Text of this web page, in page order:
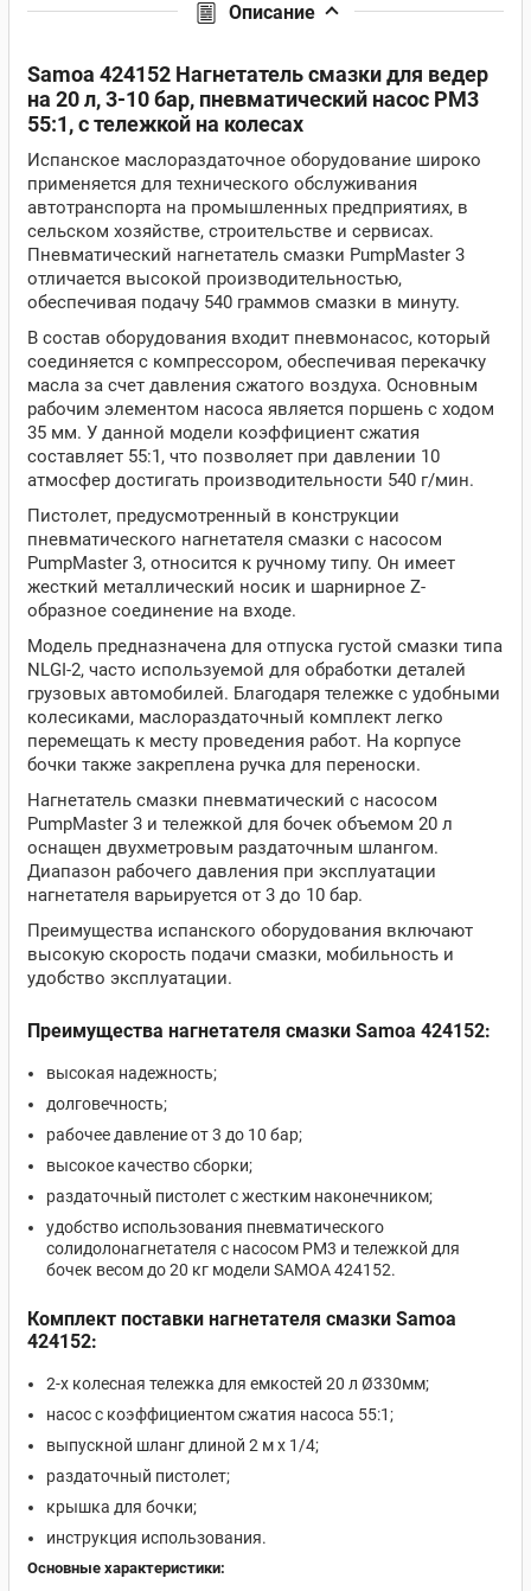
Описание
Samoa 424152 Нагнетатель смазки для ведер
на 20 л, 3-10 бар, пневматический насос PM3
55:1, с тележкой на колесах
Испанское маслораздаточное оборудование широко
применяется для технического обслуживания
автотранспорта на промышленных предприятиях, в
сельском хозяйстве, строительстве и сервисах.
Пневматический нагнетатель смазки PumpMaster 3
отличается высокой производительностью,
обеспечивая подачу 540 граммов смазки в минуту.
В состав оборудования входит пневмонасос, который
соединяется с компрессором, обеспечивая перекачку
масла за счет давления сжатого воздуха. Основным
рабочим элементом насоса является поршень с ходом
35 мм. У данной модели коэффициент сжатия
составляет 55:1, что позволяет при давлении 10
атмосфер достигать производительности 540 г/мин.
Пистолет, предусмотренный в конструкции
пневматического нагнетателя смазки с насосом
PumpMaster 3, относится к ручному типу. Он имеет
жесткий металлический носик и шарнирное Z-
образное соединение на входе.
Модель предназначена для отпуска густой смазки типа
NLGI-2, часто используемой для обработки деталей
грузовых автомобилей. Благодаря тележке с удобными
колесиками, маслораздаточный комплект легко
перемещать к месту проведения работ. На корпусе
бочки также закреплена ручка для переноски.
Нагнетатель смазки пневматический с насосом
PumpMaster 3 и тележкой для бочек объемом 20 л
оснащен двухметровым раздаточным шлангом.
Диапазон рабочего давления при эксплуатации
нагнетателя варьируется от 3 до 10 бар.
Преимущества испанского оборудования включают
высокую скорость подачи смазки, мобильность и
удобство эксплуатации.
Преимущества нагнетателя смазки Samoa 424152:
высокая надежность;
долговечность;
рабочее давление от 3 до 10 бар;
высокое качество сборки;
раздаточный пистолет с жестким наконечником;
удобство использования пневматического
солидолонагнетателя с насосом PM3 и тележкой для
бочек весом до 20 кг модели SAMOA 424152.
Комплект поставки нагнетателя смазки Samoa
424152:
2-х колесная тележка для емкостей 20 л Ø330мм;
насос с коэффициентом сжатия насоса 55:1;
выпускной шланг длиной 2 м х 1/4;
раздаточный пистолет;
крышка для бочки;
инструкция использования.
Основные характеристики: